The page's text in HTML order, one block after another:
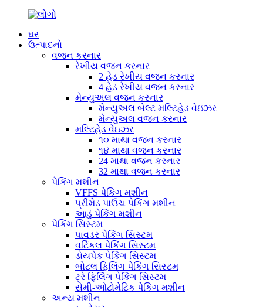
ઘર
ઉત્પાદનો
વજન કરનાર
રેખીય વજન કરનાર
2 હેડ રેખીય વજન કરનાર
4 હેડ રેખીય વજન કરનાર
મેન્યુઅલ વજન કરનાર
મેન્યુઅલ બેલ્ટ મલ્ટિહેડ વેઇઝર
મેન્યુઅલ વજન કરનાર
મલ્ટિહેડ વેઇઝર
૧૦ માથા વજન કરનાર
૧૪ માથા વજન કરનાર
24 માથા વજન કરનાર
32 માથા વજન કરનાર
પેકિંગ મશીન
VFFS પેકિંગ મશીન
પ્રીમેડ પાઉચ પેકિંગ મશીન
આડું પેકિંગ મશીન
પેકિંગ સિસ્ટમ
પાવડર પેકિંગ સિસ્ટમ
વર્ટિકલ પેકિંગ સિસ્ટમ
ડોયપેક પેકિંગ સિસ્ટમ
બોટલ ફિલિંગ પેકિંગ સિસ્ટમ
ટ્રે ફિલિંગ પેકિંગ સિસ્ટમ
સેમી-ઓટોમેટિક પેકિંગ મશીન
અન્ય મશીન